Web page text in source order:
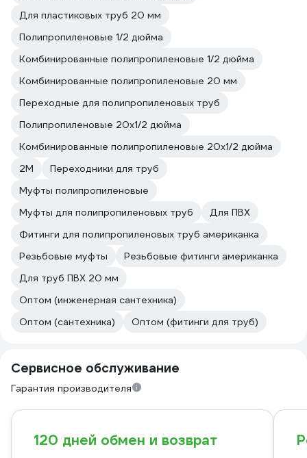
Для пластиковых труб 20 мм
Полипропиленовые 1/2 дюйма
Комбинированные полипропиленовые 1/2 дюйма
Комбинированные полипропиленовые 20 мм
Переходные для полипропиленовых труб
Полипропиленовые 20х1/2 дюйма
Комбинированные полипропиленовые 20х1/2 дюйма
2M
Переходники для труб
Муфты полипропиленовые
Муфты для полипропиленовых труб
Для ПВХ
Фитинги для полипропиленовых труб американка
Резьбовые муфты
Резьбовые фитинги американка
Для труб ПВХ 20 мм
Оптом (инженерная сантехника)
Оптом (сантехника)
Оптом (фитинги для труб)
Сервисное обслуживание
Гарантия производителя
120 дней обмен и возврат